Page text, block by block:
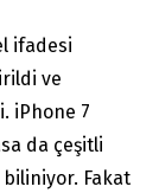
ifadesi
ve
iPhone 7
da çeşitli
biliniyor. Fakat